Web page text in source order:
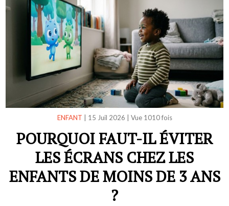
ENFANT | 15 Juil 2026 | Vue 1010 fois
POURQUOI FAUT-IL ÉVITER
LES ÉCRANS CHEZ LES
ENFANTS DE MOINS DE 3 ANS
?